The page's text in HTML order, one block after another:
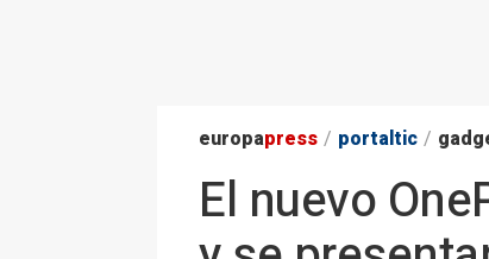
europapress / portaltic /
El nuevo